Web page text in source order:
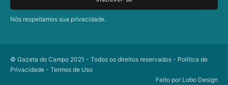
Nós respeitamos sua privacidade.
© Gazeta do Campo 2021 - Todos os direitos reservados - Politica de
Privacidade - Termos de Uso
Feito por Lobo Design